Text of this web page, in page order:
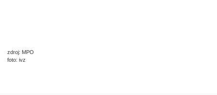
zdroj: MPO
foto: ivz